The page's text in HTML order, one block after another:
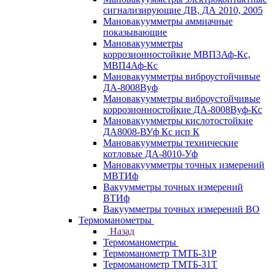
сигнализирующие ДВ, ДА 2010, 2005
Мановакуумметры аммиачные
показывающие
Мановакуумметры
коррозионностойкие МВП3Аф-Кс,
МВП4Аф-Кс
Мановакуумметры виброустойчивые
ДА-8008Вуф
Мановакуумметры виброустойчивые
коррозионностойкие ДА-8008Вуф-Кс
Мановакуумметры кислотостойкие
ДА8008-ВУф Кс исп К
Мановакуумметры технические
котловые ДА-8010-Уф
Мановакуумметры точных измерений
МВТИф
Вакуумметры точных измерений
ВТИф
Вакуумметры точных измерений ВО
Термоманометры
Назад
Термоманометры
Термоманометр ТМТБ-31Р
Термоманометр ТМТБ-31Т